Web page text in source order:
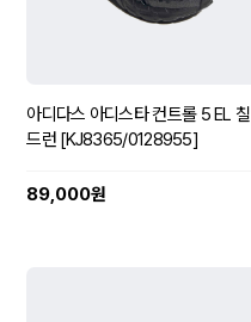
아디다스 아디스타 컨트롤 5 EL 칠
드런 [KJ8365/0128955]
89,000원